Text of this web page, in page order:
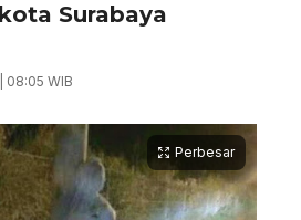
Surabaya
08:05 WIB
Perbesar